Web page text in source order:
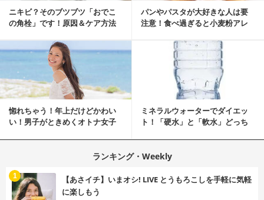
ニキビ？そのブツブツ「おでこ
の角栓」です！原因＆ケア方法
パンやパスタが大好きな人は要
注意！食べ過ぎると小麦粉アレ
惚れちゃう！年上だけどかわい
い！男子がときめくオトナ女子
ミネラルウォーターでダイエッ
ト！「硬水」と「軟水」どっち
ランキング・Weekly
【あさイチ】いまオシ! LIVE とうもろこしを手軽に気軽
に楽しもう
1